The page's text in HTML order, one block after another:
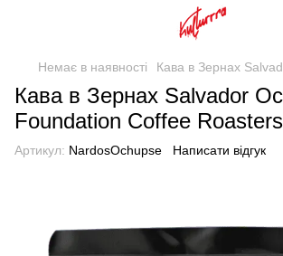
Немає в наявності Кава в Зернах
Кава в Зернах Salvador
Foundation Coffee
Артикул: NardosOchupse Написати відгук